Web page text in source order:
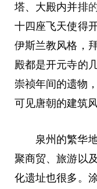
塔、大殿内并排
十四座飞天使得
伊斯兰教风格，
殿都是开元寺的
崇祯年间的遗物
可见唐朝的建筑风
泉州的繁华
聚商贸、旅游以
化遗址也很多。